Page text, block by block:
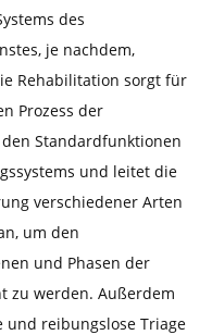
des
je nachdem,
Rehabilitation sorgt für
Prozess der
Standardfunktionen
und leitet die
verschiedener Arten
um den
und Phasen der
zu werden. Außerdem
und reibungslose Triage